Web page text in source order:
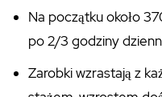
Na początku około
po 2/3 godziny
Zarobki wzrastają z